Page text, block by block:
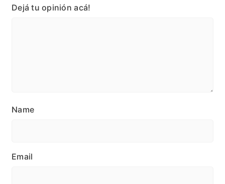
Dejá tu opinión acá!
Name
Email